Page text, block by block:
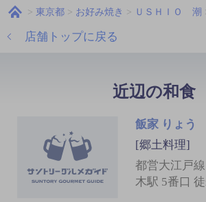
東京都 お好み焼き ＵＳＨＩＯ 潮
店舗トップに戻る
近辺の和食
飯家 りょう
[郷土料理]
都営大江戸
木駅 5番口